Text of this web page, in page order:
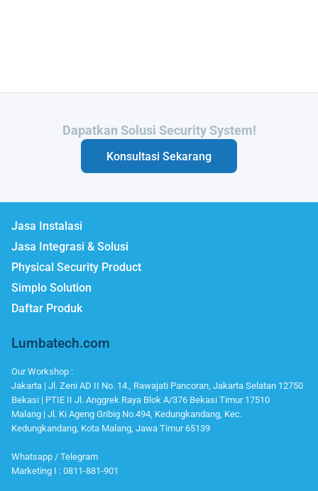
Butuh Integrasi Sistem Anda?
Konsultasi Sekarang
Jasa Instalasi
Jasa Integrasi & Solusi
Physical Security Product
Simplo Solution
Daftar Produk
Lumbatech.com
Our Workshop :
Jakarta | Jl. Zeni AD II No. 14., Rawajati Pancoran, Jakarta Selatan 12750
Bekasi | PTIE II Jl. Anggrek Raya Blok A/376 Bekasi Timur 17510
Malang | Jl. Ki Ageng Gribig No.494, Kedungkandang, Kec.
Kedungkandang, Kota Malang, Jawa Timur 65139
Whatsapp / Telegram
Marketing I : 0811-881-901